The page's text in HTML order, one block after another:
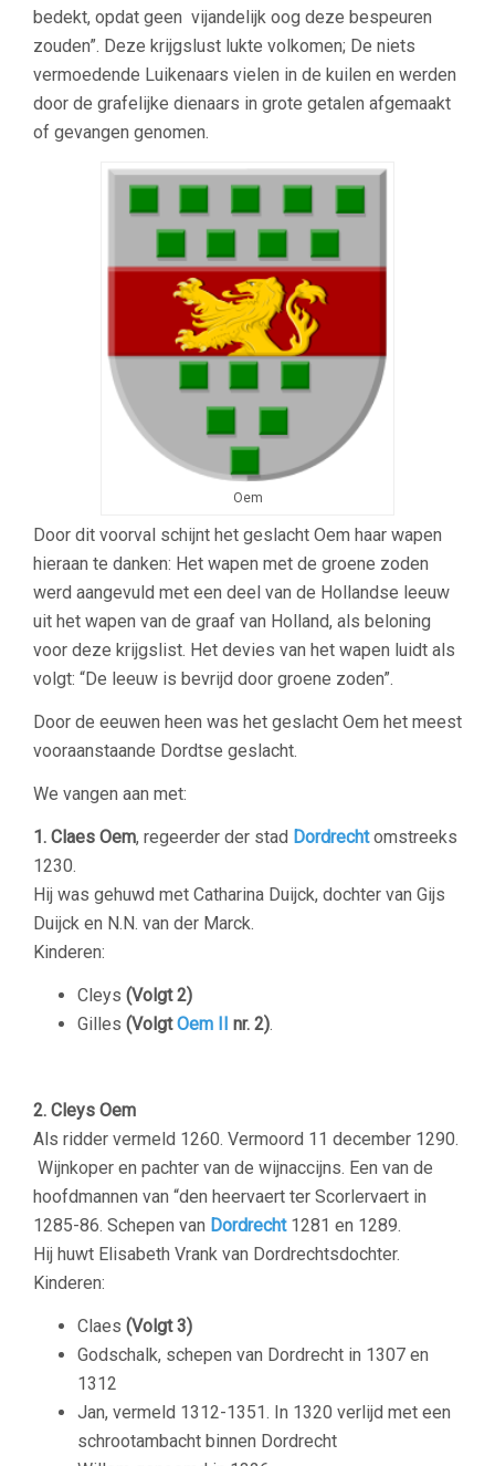
bedekt, opdat geen vijandelijk oog deze bespeuren
zouden”. Deze krijgslust lukte volkomen; De niets
vermoedende Luikenaars vielen in de kuilen en werden
door de grafelijke dienaars in grote getalen afgemaakt
of gevangen genomen.
Oem
Door dit voorval schijnt het geslacht Oem haar wapen
hieraan te danken: Het wapen met de groene zoden
werd aangevuld met een deel van de Hollandse leeuw
uit het wapen van de graaf van Holland, als beloning
voor deze krijgslist. Het devies van het wapen luidt als
volgt: “De leeuw is bevrijd door groene zoden”.
Door de eeuwen heen was het geslacht Oem het meest
vooraanstaande Dordtse geslacht.
We vangen aan met:
1. Claes Oem, regeerder der stad Dordrechtomstreeks
1230.
Hij was gehuwd met Catharina Duijck, dochter van Gijs
Duijck en N.N. van der Marck.
Kinderen:
Cleys (Volgt 2)
Gilles (VolgtOem II nr. 2).
2. Cleys Oem
Als ridder vermeld 1260. Vermoord 11 december 1290.
Wijnkoper en pachter van de wijnaccijns. Een van de
hoofdmannen van “den heervaert ter Scorlervaert in
1285-86. Schepen van Dordrecht1281 en 1289.
Hij huwt Elisabeth Vrank van Dordrechtsdochter.
Kinderen:
Claes (Volgt 3)
Godschalk, schepen van Dordrecht in 1307 en
1312
Jan, vermeld 1312-1351. In 1320 verlijd met een
schrootambacht binnen Dordrecht